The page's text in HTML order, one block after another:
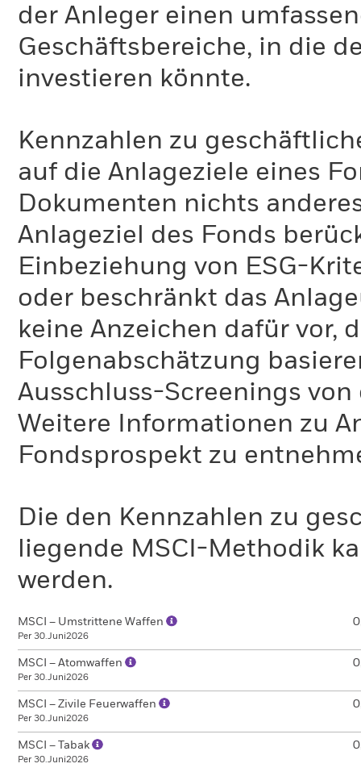
der Anleger einen
Geschäftsbereiche, in die
investieren könnte.
Kennzahlen zu
auf die Anlageziele eines
Dokumenten nichts
Anlageziel des Fonds
Einbeziehung von ESG-
oder beschränkt das
keine Anzeichen dafür vor,
Folgenabschätzung
Ausschluss-Screenings
Weitere Informationen zu
Fondsprospekt zu
Die den Kennzahlen zu
liegende MSCI-Methodik
werden.
MSCI – Umstrittene Waffen
Per 30.Juni2026
MSCI – Atomwaffen
Per 30.Juni2026
MSCI – Zivile Feuerwaffen
Per 30.Juni2026
MSCI – Tabak
Per 30.Juni2026